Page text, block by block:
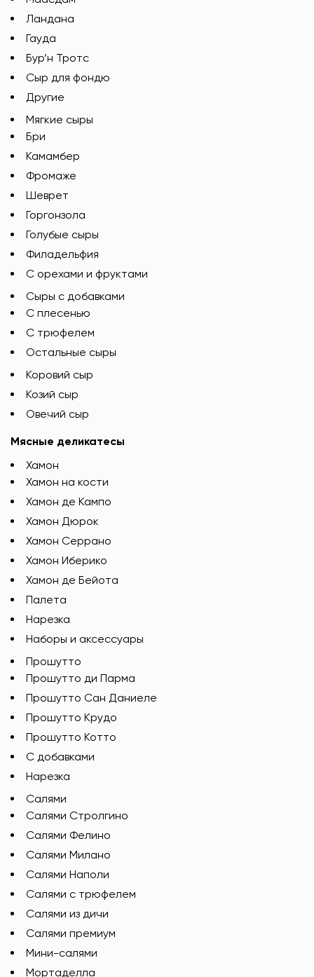
Ландана
Гауда
Бур’н Тротс
Сыр для фондю
Другие
Мягкие сыры
Бри
Камамбер
Фромаже
Шеврет
Горгонзола
Голубые сыры
Филадельфия
С орехами и фруктами
Сыры с добавками
C плесенью
С трюфелем
Остальные сыры
Коровий сыр
Козий сыр
Овечий сыр
Мясные деликатесы
Хамон
Хамон на кости
Хамон де Кампо
Хамон Дюрок
Хамон Серрано
Хамон Иберико
Хамон де Бейота
Палета
Нарезка
Наборы и аксессуары
Прошутто
Прошутто ди Парма
Прошутто Сан Даниеле
Прошутто Крудо
Прошутто Котто
С добавками
Нарезка
Салями
Салями Стролгино
Салями Фелино
Салями Милано
Салями Наполи
Салями с трюфелем
Салями из дичи
Салями премиум
Мини-салями
Мортаделла